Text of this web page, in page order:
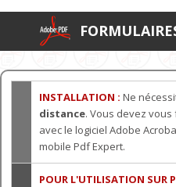
INSTALLATION : Ne
distance. Vous devez
avec le logiciel Adobe
mobile Pdf Expert.
POUR L'UTILISATION SUR